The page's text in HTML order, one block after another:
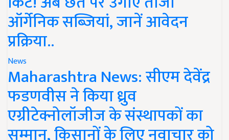
ऑर्गेनिक सब्जियां, जानें आवेदन
प्रक्रिया..
News
Maharashtra News: सीएम देवेंद्र
फडणवीस ने किया ध्रुव
एग्रीटेक्नोलॉजीज के संस्थापकों का